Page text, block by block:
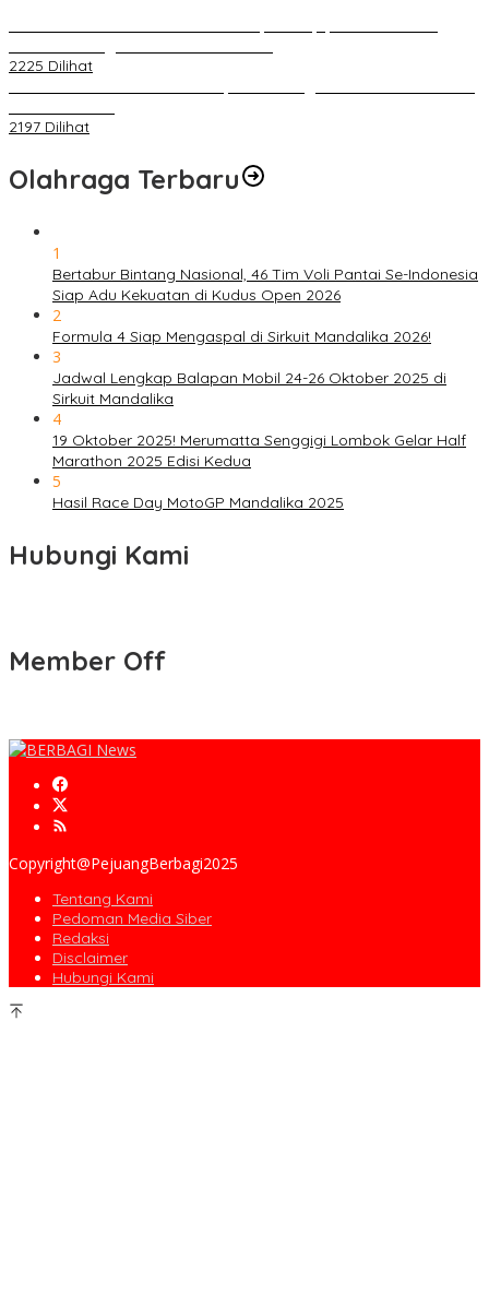
2225 Dilihat
2197 Dilihat
Olahraga Terbaru
1
Bertabur Bintang Nasional, 46 Tim Voli Pantai Se-Indonesia
Siap Adu Kekuatan di Kudus Open 2026
2
Formula 4 Siap Mengaspal di Sirkuit Mandalika 2026!
3
Jadwal Lengkap Balapan Mobil 24-26 Oktober 2025 di
Sirkuit Mandalika
4
19 Oktober 2025! Merumatta Senggigi Lombok Gelar Half
Marathon 2025 Edisi Kedua
5
Hasil Race Day MotoGP Mandalika 2025
Hubungi Kami
Member Off
Copyright@PejuangBerbagi2025
Tentang Kami
Pedoman Media Siber
Redaksi
Disclaimer
Hubungi Kami